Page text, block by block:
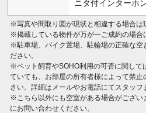
ニタ付インターホ
※写真や間取り図が現状と相違する場合は
※掲載している物件が万が一ご成約の場合
※駐車場、バイク置場、駐輪場の正確な空
ださい。
※ペット飼育やSOHO利用の可否に関して
ていても、お部屋の所有者様によって禁
さい。詳細はメールやお電話にてスタッフ
※こちら以外にも空室がある場合がござい
にお問い合わせください。